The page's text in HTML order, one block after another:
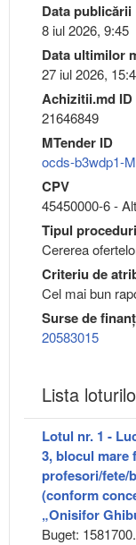
Data publicării
8 iul 2026, 9:45
Data ultimilor
27 iul 2026,
Achizitii.md ID
21646849
MTender ID
ocds-b3wdp1-
CPV
45450000-6 -
Tipul
Cererea
Criteriu de
Cel mai bun
Surse de
20583015
Lista
Lotul nr. 1 -
3, blocul mare
profesori/fete/
(conform
„Onisifor
Buget: